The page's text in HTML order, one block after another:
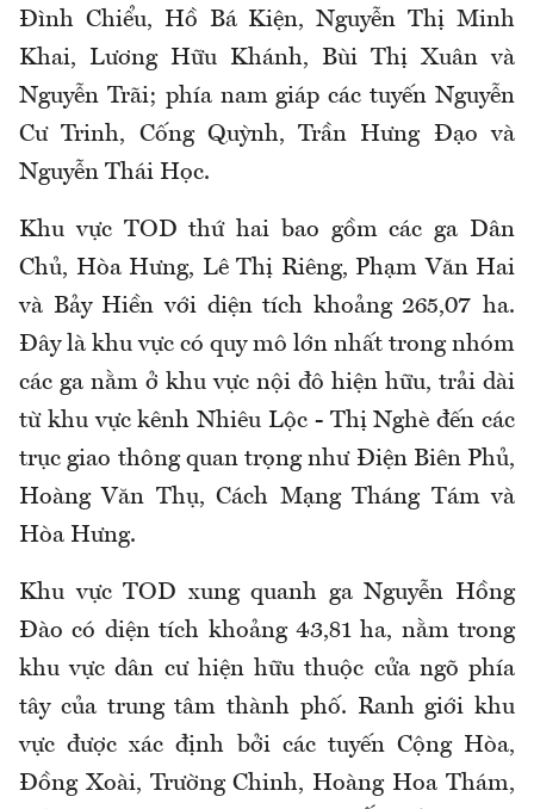
Đình Chiểu, Hồ Bá Kiện, Nguyễn Thị Minh
Khai, Lương Hữu Khánh, Bùi Thị Xuân và
Nguyễn Trãi; phía nam giáp các tuyến Nguyễn
Cư Trinh, Cống Quỳnh, Trần Hưng Đạo và
Nguyễn Thái Học.
Khu vực TOD thứ hai bao gồm các ga Dân
Chủ, Hòa Hưng, Lê Thị Riêng, Phạm Văn Hai
và Bảy Hiền với diện tích khoảng 265,07 ha.
Đây là khu vực có quy mô lớn nhất trong nhóm
các ga nằm ở khu vực nội đô hiện hữu, trải dài
từ khu vực kênh Nhiêu Lộc - Thị Nghè đến các
trục giao thông quan trọng như Điện Biên Phủ,
Hoàng Văn Thụ, Cách Mạng Tháng Tám và
Hòa Hưng.
Khu vực TOD xung quanh ga Nguyễn Hồng
Đào có diện tích khoảng 43,81 ha, nằm trong
khu vực dân cư hiện hữu thuộc cửa ngõ phía
tây của trung tâm thành phố. Ranh giới khu
vực được xác định bởi các tuyến Cộng Hòa,
Đồng Xoài, Trường Chinh, Hoàng Hoa Thám,